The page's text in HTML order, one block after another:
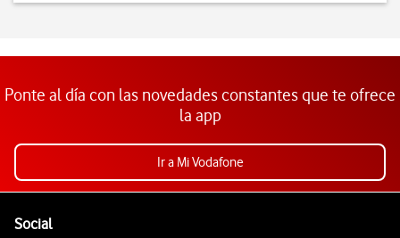
Ponte al día con las novedades constantes que te ofrece
la app
Ir a Mi Vodafone
SocialEnlaces a las redes sociales de Vodafone